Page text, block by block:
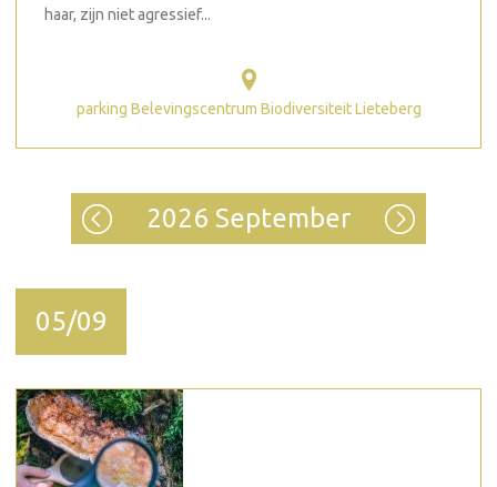
haar, zijn niet agressief...
parking Belevingscentrum Biodiversiteit Lieteberg
2026 September
05/09